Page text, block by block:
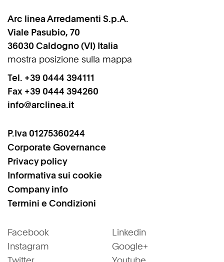
Arc linea Arredamenti S.p.A.
Viale Pasubio, 70
36030 Caldogno(VI) Italia
mostra posizione sulla mappa
Tel. +39 0444 394111
Fax +39 0444 394260
info@arclinea.it
P.Iva 01275360244
Corporate Governance
Privacy policy
Informativa sui cookie
Company info
Termini e Condizioni
Facebook
Linkedin
Instagram
Google+